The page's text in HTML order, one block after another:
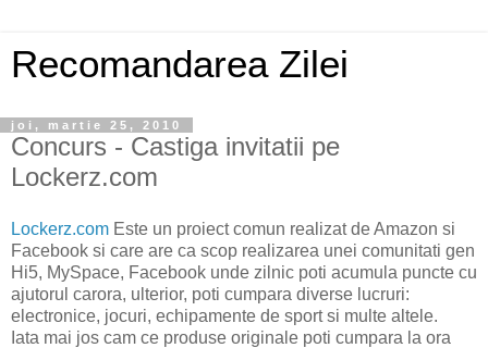
Recomandarea Zilei
joi, martie 25, 2010
Concurs - Castiga invitatii pe
Lockerz.com
Lockerz.com Este un proiect comun realizat de Amazon si
Facebook si care are ca scop realizarea unei comunitati gen
Hi5, MySpace, Facebook unde zilnic poti acumula puncte cu
ajutorul carora, ulterior, poti cumpara diverse lucruri:
electronice, jocuri, echipamente de sport si multe altele.
Iata mai jos cam ce produse originale poti cumpara la ora